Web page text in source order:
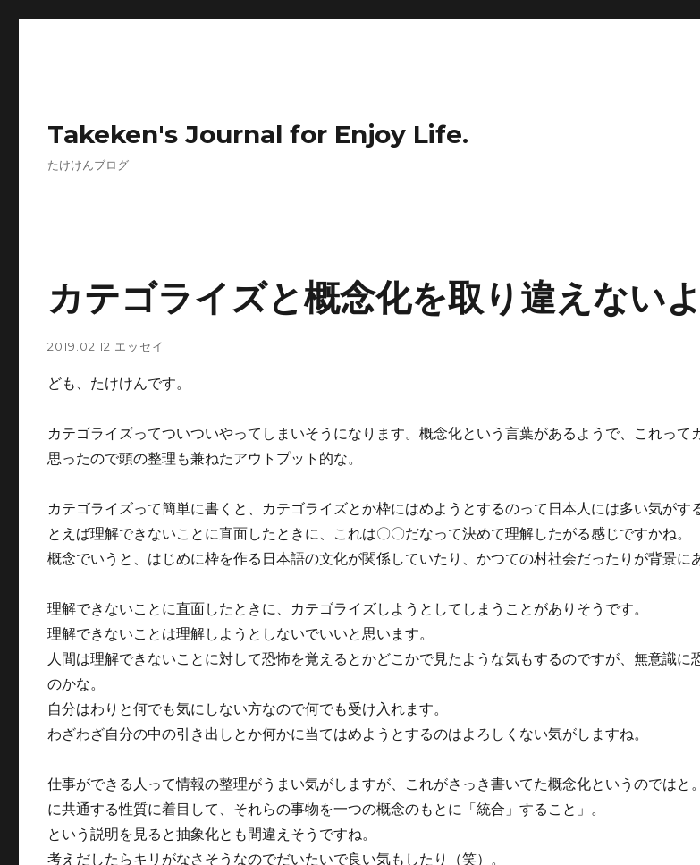
Takeken's Journal for Enjoy Life.
たけけんブログ
カテゴライズと概念化を取り違えない
2019.02.12 エッセイ
ども、たけけんです。
カテゴライズってついついやってしまいそうになります。概念化という言葉があるようで、これって
思ったので頭の整理も兼ねたアウトプット的な。
カテゴライズって簡単に書くと、カテゴライズとか枠にはめようとするのって日本人には多い気がす
とえば理解できないことに直面したときに、これは〇〇だなって決めて理解したがる感じですかね。
概念でいうと、はじめに枠を作る日本語の文化が関係していたり、かつての村社会だったりが背景に
理解できないことに直面したときに、カテゴライズしようとしてしまうことがありそうです。
理解できないことは理解しようとしないでいいと思います。
人間は理解できないことに対して恐怖を覚えるとかどこかで見たような気もするのですが、無意識に
のかな。
自分はわりと何でも気にしない方なので何でも受け入れます。
わざわざ自分の中の引き出しとか何かに当てはめようとするのはよろしくない気がしますね。
仕事ができる人って情報の整理がうまい気がしますが、これがさっき書いてた概念化というのではと
に共通する性質に着目して、それらの事物を一つの概念のもとに「統合」すること」。
という説明を見ると抽象化とも間違えそうですね。
考えだしたらキリがなさそうなのでだいたいで良い気もしたり（笑）。